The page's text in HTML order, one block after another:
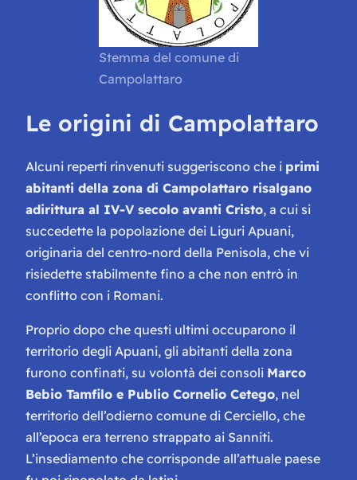
Stemma del comune di
Campolattaro
Le origini di Campolattaro
Alcuni reperti rinvenuti suggeriscono che i primi
abitanti della zona di Campolattaro risalgano
adirittura al IV-V secolo avanti Cristo, a cui si
succedette la popolazione dei Liguri Apuani,
originaria del centro-nord della Penisola, che vi
risiedette stabilmente fino a che non entrò in
conflitto con i Romani.
Proprio dopo che questi ultimi occuparono il
territorio degli Apuani, gli abitanti della zona
furono confinati, su volontà dei consoli Marco
Bebio Tamfilo e Publio Cornelio Cetego, nel
territorio dell’odierno comune di Cerciello, che
all’epoca era terreno strappato ai Sanniti.
L’insediamento che corrisponde all’attuale paese